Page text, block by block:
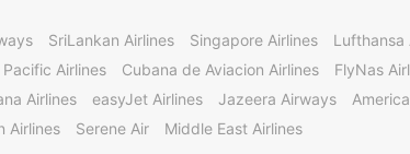
Lufthansa
Singapore Airlines
SriLankan Airlines
FlyNas
Cubana de Aviacion Airlines
Airlines
Jazeera Airways
easyJet Airlines
Airlines
Middle East Airlines
Serene Air
Airlines